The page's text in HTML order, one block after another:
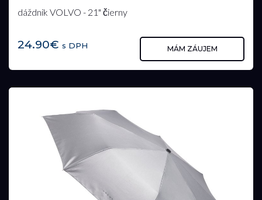
dáždnik VOLVO - 21" čierny
24.90€ s DPH MÁM ZÁUJEM